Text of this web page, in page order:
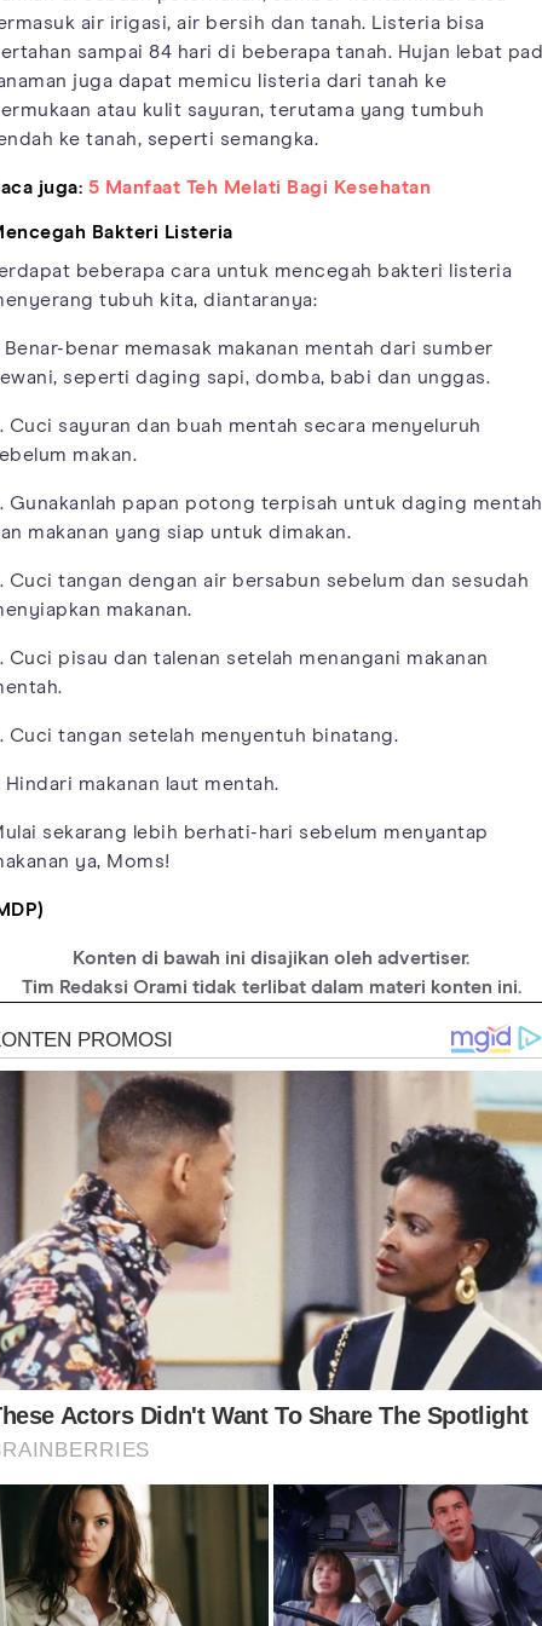
air irigasi, air bersih dan tanah. Listeria bisa
sampai 84 hari di beberapa tanah. Hujan lebat
juga dapat memicu listeria dari tanah ke
atau kulit sayuran, terutama yang tumbuh
ke tanah, seperti semangka.
juga: 5 Manfaat Teh Melati Bagi Kesehatan
Bakteri Listeria
beberapa cara untuk mencegah bakteri listeria
tubuh kita, diantaranya:
Benar-benar memasak makanan mentah dari sumber
seperti daging sapi, domba, babi dan unggas.
Cuci sayuran dan buah mentah secara menyeluruh
makan.
Gunakanlah papan potong terpisah untuk daging mentah
makanan yang siap untuk dimakan.
Cuci tangan dengan air bersabun sebelum dan sesudah
makanan.
Cuci pisau dan talenan setelah menangani makanan
Cuci tangan setelah menyentuh binatang.
Hindari makanan laut mentah.
sekarang lebih berhati-hari sebelum menyantap
ya, Moms!
Konten di bawah ini disajikan oleh advertiser.
Tim Redaksi Orami tidak terlibat dalam materi konten ini.